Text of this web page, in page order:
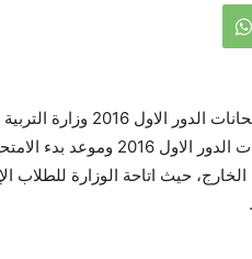
كشف ارقام جلوس ابناؤنا فى
ارقام جلوس ابناؤنا الطلاب فى
الخارج، حيث اتاحة الوزارة